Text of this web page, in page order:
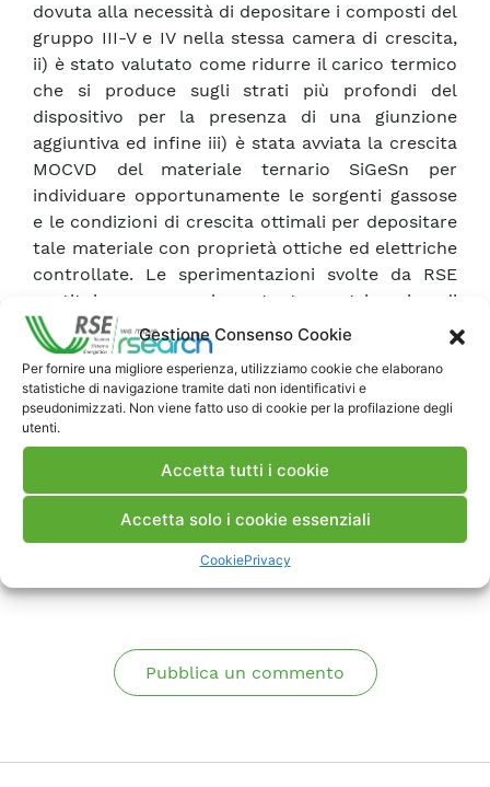
Gestione Consenso Cookie
Per fornire una migliore esperienza, utilizziamo cookie che elaborano
statistiche di navigazione tramite dati non identificativi e
pseudonimizzati. Non viene fatto uso di cookie per la profilazione degli
utenti.
Accetta tutti i cookie
Accetta solo i cookie essenziali
CookiePrivacy
dovuta alla necessità di depositare i composti del
gruppo III-V e IV nella stessa camera di crescita,
ii) è stato valutato come ridurre il carico termico
che si produce sugli strati più profondi del
dispositivo per la presenza di una giunzione
aggiuntiva ed infine iii) è stata avviata la crescita
MOCVD del materiale ternario SiGeSn per
individuare opportunamente le sorgenti gassose
e le condizioni di crescita ottimali per depositare
tale materiale con proprietà ottiche ed elettriche
controllate. Le sperimentazioni svolte da RSE
costituiscono un importante patrimonio di
conoscenza nel campo della crescita dei
materiali semiconduttori, in quanto non erano
ancora state riportate in letteratura crescite
MOCVD del ternario SiGeSn con IBuGe, SnCl4e
Si2H
Scarica Rapporto
Pubblica un commento